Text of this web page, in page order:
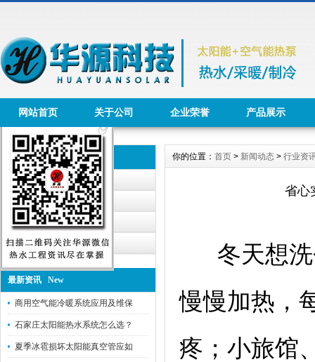
网站首页 关于公司 企业荣誉 产品展示
新闻动态 News
公司动态
行业资讯
华源公告
工程报道
最新资讯 New
商用空气能冷暖系统应用及维保
石家庄太阳能热水系统怎么选？
夏季冰雹损坏太阳能真空管应如
你的位置： 首页 > 新闻动态 > 行业资
省心
冬天想洗
慢慢加热，
疼；小旅馆